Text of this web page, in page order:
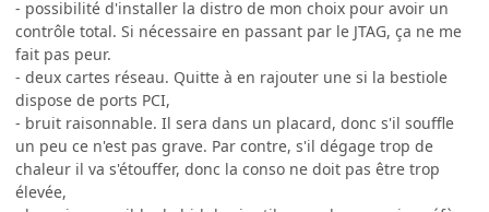
- possibilité d'installer la distro de mon choix pour avoir un
contrôle total. Si nécessaire en passant par le JTAG, ça ne me
fait pas peur.
- deux cartes réseau. Quitte à en rajouter une si la bestiole
dispose de ports PCI,
- bruit raisonnable. Il sera dans un placard, donc s'il souffle
un peu ce n'est pas grave. Par contre, s'il dégage trop de
chaleur il va s'étouffer, donc la conso ne doit pas être trop
élevée,